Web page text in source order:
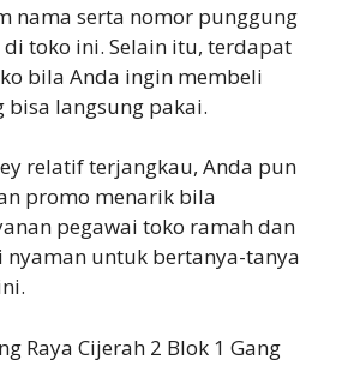
nama serta nomor punggung
toko ini. Selain itu, terdapat
bila Anda ingin membeli
langsung pakai.
relatif terjangkau, Anda pun
promo menarik bila
pegawai toko ramah dan
untuk bertanya-tanya
Raya Cijerah 2 Blok 1 Gang